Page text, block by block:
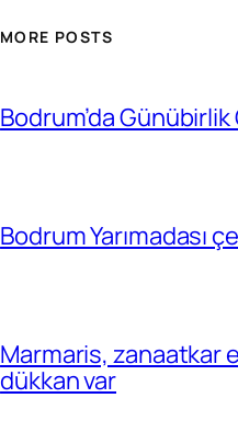
MORE POSTS
Bodrum’da
Bodrum Yarımadası
Marmaris, zanaatkar
dükkan var